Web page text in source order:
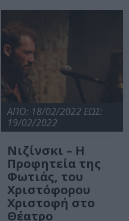
ΑΠΟ: 18/02/2022 ΕΩΣ:
19/02/2022
Νιζίνσκι – Η
Προφητεία της
Φωτιάς, του
Χριστόφορου
Χριστοφή στο
Θέατρο